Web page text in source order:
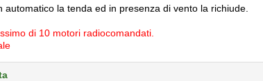
automatico la tenda ed in presenza di vento la richiude.
di 10 motori radiocomandati.